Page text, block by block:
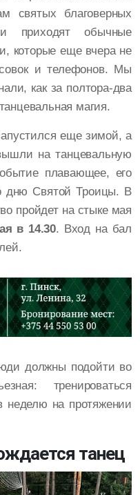
святых благоверных
приходят обычные
которые еще вчера не
и телефонов. Мы
как за полтора-два
магия.
еще зимой, а
на танцевальную
плавающее, его
дню Святой Троицы. В
пройдет на стыке мая
в 14.30. Вход на бал
должны подойти во
тренироваться
неделю на протяжении
танец